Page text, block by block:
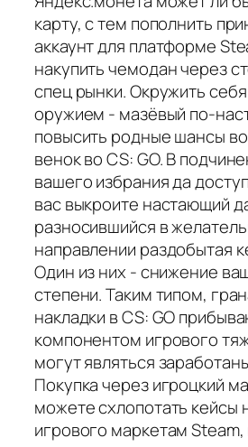
карту, с тем пополнить
аккаунт для платформе
накупить чемодан через
спец рынки. Окружить
оружием - мазёвый по-
повысить родные шансы
венок во CS: GO. В
вашего избрания да
вас выкроите настающий
разносившийся в
направлении раздобытая
Один из них - снижение
степени. Таким типом,
накладки в CS: GO
компонентом игрового
могут являться
Покупка через игроцкий
можете схлопотать кейсы
игрового маркетам